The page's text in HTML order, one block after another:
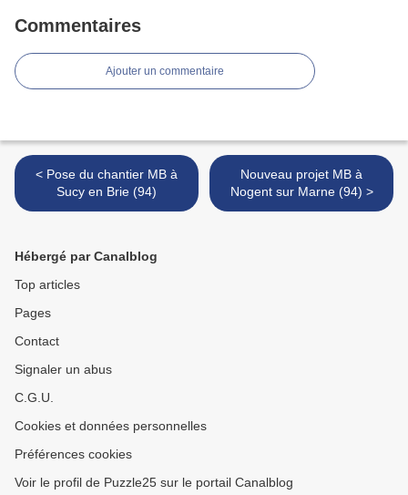
Commentaires
Ajouter un commentaire
< Pose du chantier MB à
Sucy en Brie (94)
Nouveau projet MB à
Nogent sur Marne (94) >
Hébergé par Canalblog
Top articles
Pages
Contact
Signaler un abus
C.G.U.
Cookies et données personnelles
Préférences cookies
Voir le profil de Puzzle25 sur le portail Canalblog